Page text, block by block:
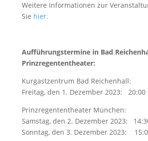
Weitere Informationen zur
Sie hier.
Aufführungstermine in Bad
Prinzregententheater:
Kurgastzentrum Bad Reichenhall:
Freitag, den 1. Dezember 2023: 20:00
Prinzregententheater München:
Samstag, den 2. Dezember 2023:
Sonntag, den 3. Dezember 2023: